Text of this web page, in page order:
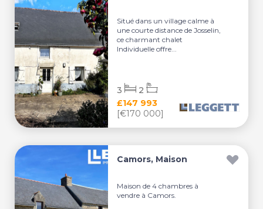
Situé dans un village calme à
une courte distance de Josselin,
ce charmant chalet
Individuelle offre...
£147 993
[€170 000]
3 2
Camors, Maison
Maison de 4 chambres à
vendre à Camors.